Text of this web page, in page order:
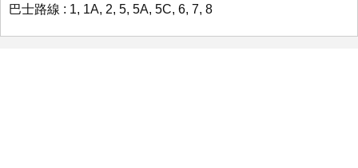
巴士路線 : 1, 1A, 2, 5, 5A, 5C, 6, 7, 8